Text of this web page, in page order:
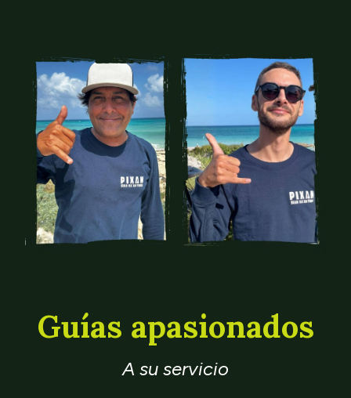
Guías apasionados
A su servicio